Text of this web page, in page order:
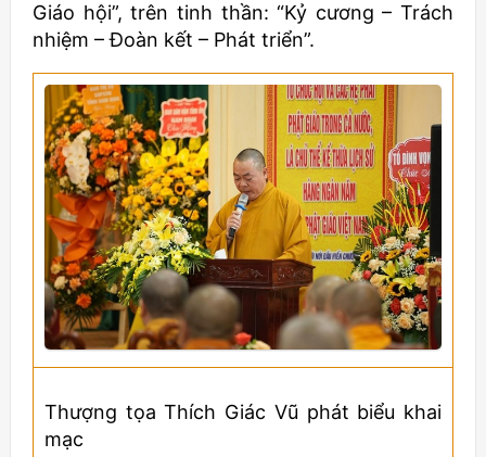
Giáo hội”, trên tinh thần: “Kỷ cương – Trách
nhiệm – Đoàn kết – Phát triển”.
Thượng tọa Thích Giác Vũ phát biểu khai
mạc